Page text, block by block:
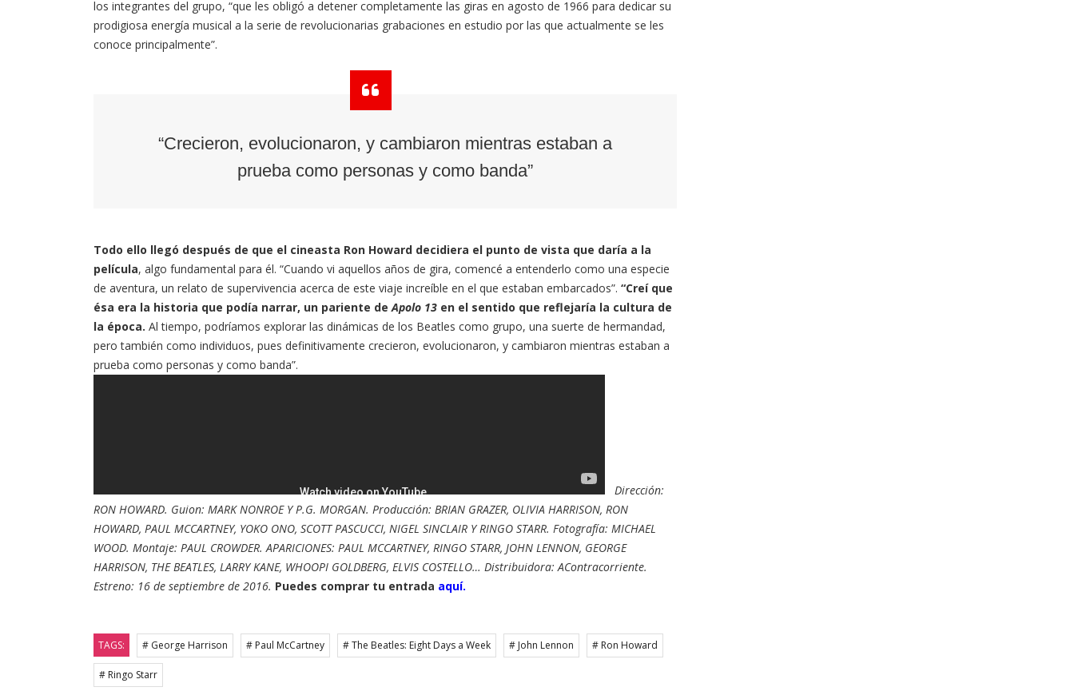
los integrantes del grupo, “que les obligó a detener completamente las giras en agosto de 1966 para dedicar su
prodigiosa energía musical a la serie de revolucionarias grabaciones en estudio por las que actualmente se les
conoce principalmente”.
“Crecieron, evolucionaron, y cambiaron mientras estaban a
prueba como personas y como banda”
Todo ello llegó después de que el cineasta Ron Howard decidiera el punto de vista que daría a la
película, algo fundamental para él. “Cuando vi aquellos años de gira, comencé a entenderlo como una especie
de aventura, un relato de supervivencia acerca de este viaje increíble en el que estaban embarcados”. “Creí que
ésa era la historia que podía narrar, un pariente deApolo 13 en el sentido que reflejaría la cultura de
la época. Al tiempo, podríamos explorar las dinámicas de los Beatles como grupo, una suerte de hermandad,
pero también como individuos, pues definitivamente crecieron, evolucionaron, y cambiaron mientras estaban a
prueba como personas y como banda”.
Dirección:
RON HOWARD. Guion: MARK NONROE Y P.G. MORGAN. Producción: BRIAN GRAZER, OLIVIA HARRISON, RON
HOWARD, PAUL MCCARTNEY, YOKO ONO, SCOTT PASCUCCI, NIGEL SINCLAIR Y RINGO STARR. Fotografía: MICHAEL
WOOD. Montaje: PAUL CROWDER. APARICIONES: PAUL MCCARTNEY, RINGO STARR, JOHN LENNON, GEORGE
HARRISON, THE BEATLES, LARRY KANE, WHOOPI GOLDBERG, ELVIS COSTELLO… Distribuidora: AContracorriente.
Estreno: 16 de septiembre de 2016. Puedes comprar tu entrada aquí.
TAGS: # George Harrison # Paul McCartney # The Beatles: Eight Days a Week # John Lennon # Ron Howard
# Ringo Starr